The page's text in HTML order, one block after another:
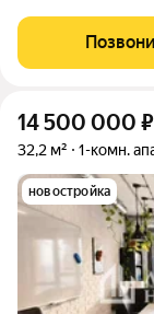
мастер-спальней
скульптура,
14 500 000 ₽
32,2 м² 1-комн.
новостройка